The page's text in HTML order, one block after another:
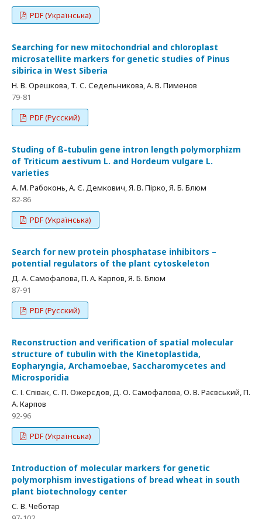
PDF (Українська)
Searching for new mitochondrial and chloroplast
microsatellite markers for genetic studies of Pinus
sibirica in West Siberia
Н. В. Орешкова, Т. С. Седельникова, А. В. Пименов
79-81
PDF (Русский)
Studing of ß-tubulin gene intron length polymorphizm
of Triticum aestivum L. and Hordeum vulgare L.
varieties
А. М. Рабоконь, А. Є. Демкович, Я. В. Пірко, Я. Б. Блюм
82-86
PDF (Українська)
Search for new protein phosphatase inhibitors –
potential regulators of the plant cytoskeleton
Д. А. Самофалова, П. А. Карпов, Я. Б. Блюм
87-91
PDF (Русский)
Reconstruction and verification of spatial molecular
structure of tubulin with the Kinetoplastida,
Eopharyngia, Archamoebae, Saccharomycetes and
Microsporidia
С. І. Співак, С. П. Ожерєдов, Д. О. Самофалова, О. В. Раєвський, П.
А. Карпов
92-96
PDF (Українська)
Introduction of molecular markers for genetic
polymorphism investigations of bread wheat in south
plant biotechnology center
С. В. Чеботар